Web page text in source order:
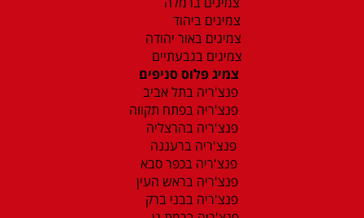
צמיגים ביהוד
צמיגים באור יהודה
צמיגים בגבעתיים
צמיג פלוס סניפים
פנצ'ריה בתל אביב
פנצ'ריה בפתח תקווה
פנצ'ריה בהרצליה
פנצ'ריה ברעננה
פנצ'ריה בכפר סבא
פנצ'ריה בראש העין
פנצ'ריה בבני ברק